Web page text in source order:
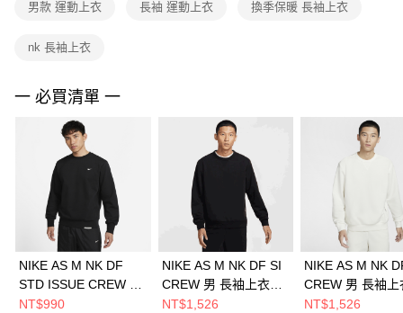
３．未成年的使用者請事先徵得法定代理人或監護人之同意方可使用
４．使用「AFTEE先享後付」時，將依據個別帳號之用戶狀況，依本公司即
時審查核予不同之上限額度；若仍有額度不足之情形，本公司將視審查結果
請求用戶進行身份認證。
５．嚴禁一人註冊多個帳號或使用他人資訊註冊。若發現惡意使用之情形，
恩沛科技股份有限公司將有權停止該用戶之使用額度並採取法律行動。
男款 運動上衣 長袖 運動上衣 換季保暖 長袖上衣
nk 長袖上衣
一 必買清單 一
NIKE AS M NK DF
STD ISSUE CREW 男
長袖上衣 DQ5821010
NT$990
NIKE AS M NK DF SI
CREW 男 長袖上衣
FZ0221010
NT$1,526
NIKE AS M NK
CREW 男 長袖上
FZ0221133
NT$1,526